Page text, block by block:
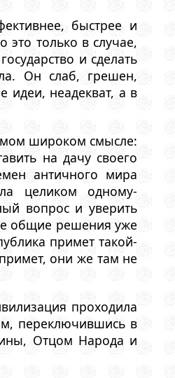
быстрее и
только в случае,
и сделать
Он слаб, грешен,
идеи, неадекват, а в
широком смысле:
на дачу своего
античного мира
целиком одному-
вопрос и уверить
общие решения уже
примет такой-
они же там не
проходила
переключившись в
Отцом Народа и